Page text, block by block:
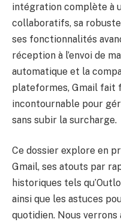
intégration complète à
collaboratifs, sa
ses fonctionnalités
réception à l’envoi de
automatique et la
plateformes, Gmail fait
incontournable pour
sans subir la surcharge.
Ce dossier explore en
Gmail, ses atouts par
historiques tels
ainsi que les astuces
quotidien. Nous verrons